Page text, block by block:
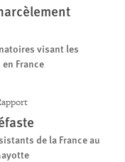
visant les
France
de la France au